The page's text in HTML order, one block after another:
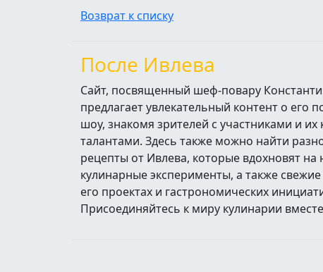
Возврат к списку
После Ивлева
Сайт, посвященный шеф-повару
предлагает увлекательный контент о его
шоу, знакомя зрителей с участниками и
талантами. Здесь также можно найти
рецепты от Ивлева, которые вдохновят на
кулинарные эксперименты, а также
его проектах и гастрономических
Присоединяйтесь к миру кулинарии